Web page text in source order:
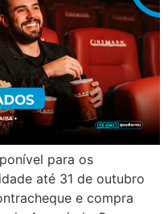
para os
até 31 de outubro
e compra